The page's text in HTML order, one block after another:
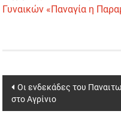
Γυναικών «Παναγία η
Post
navigation
Οι ενδεκάδες του
στο Αγρίνιο